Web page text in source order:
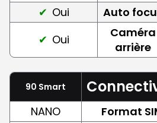
Oui
Auto
Oui
Caméra
arrière
90 Smart
NANO Format